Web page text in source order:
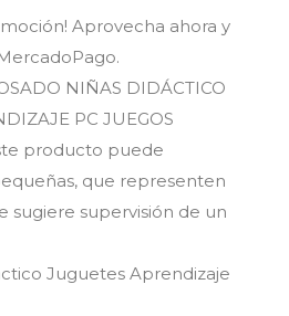
Aprovecha ahora y
NIÑAS DIDÁCTICO
PC JUEGOS
producto puede
que representen
sugiere supervisión de un
Juguetes Aprendizaje